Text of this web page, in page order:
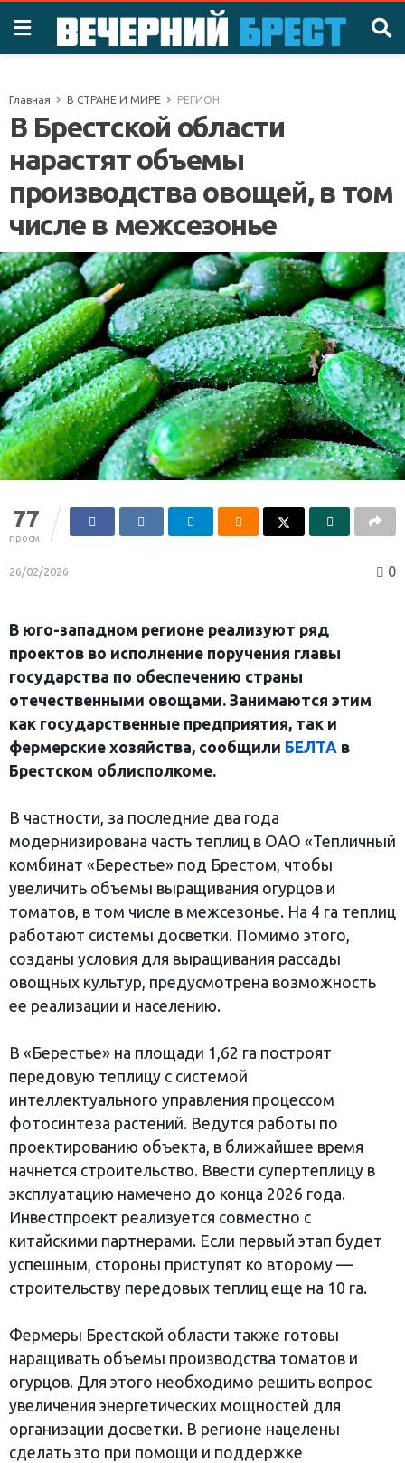
Главная В СТРАНЕ И МИРЕ РЕГИОН
В Брестской области
нарастят объемы
производства овощей, в том
числе в межсезонье
77
просм.
26/02/2026 0
В юго-западном регионе реализуют ряд
проектов во исполнение поручения главы
государства по обеспечению страны
отечественными овощами. Занимаются этим
как государственные предприятия, так и
фермерские хозяйства, сообщили БЕЛТА в
Брестском облисполкоме.
В частности, за последние два года
модернизирована часть теплиц в ОАО «Тепличный
комбинат «Берестье» под Брестом, чтобы
увеличить объемы выращивания огурцов и
томатов, в том числе в межсезонье. На 4 га теплиц
работают системы досветки. Помимо этого,
созданы условия для выращивания рассады
овощных культур, предусмотрена возможность
ее реализации и населению.
В «Берестье» на площади 1,62 га построят
передовую теплицу с системой
интеллектуального управления процессом
фотосинтеза растений. Ведутся работы по
проектированию объекта, в ближайшее время
начнется строительство. Ввести супертеплицу в
эксплуатацию намечено до конца 2026 года.
Инвестпроект реализуется совместно с
китайскими партнерами. Если первый этап будет
успешным, стороны приступят ко второму —
строительству передовых теплиц еще на 10 га.
Фермеры Брестской области также готовы
наращивать объемы производства томатов и
огурцов. Для этого необходимо решить вопрос
увеличения энергетических мощностей для
организации досветки. В регионе нацелены
сделать это при помощи и поддержке